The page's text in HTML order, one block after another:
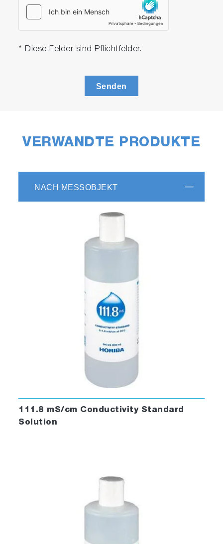
* Diese Felder sind Pflichtfelder.
Senden
VERWANDTE PRODUKTE
NACH MESSOBJEKT
111.8 mS/cm Conductivity Standard
Solution